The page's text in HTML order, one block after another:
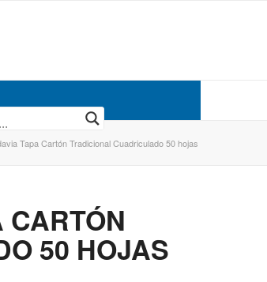
Tapa Cartón Tradicional Cuadriculado 50 hojas
CARTÓN
50 HOJAS